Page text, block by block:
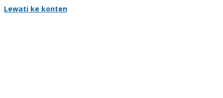
Lewati ke konten